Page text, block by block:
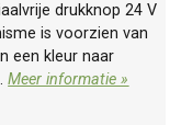
drukknop 24 V
is voorzien van
een kleur naar
Meer informatie »